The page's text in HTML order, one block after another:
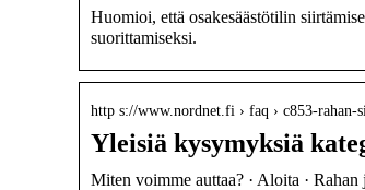
Huomioi, että osakesäästötilin
suorittamiseksi.
http s://www.nordnet.fi › faq › c853-rahan-
Yleisiä kysymyksiä
Miten voimme auttaa? · Aloita ·